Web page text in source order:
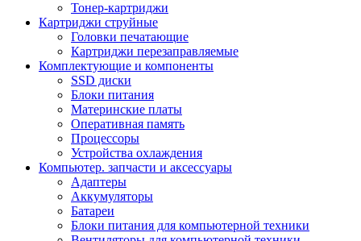
Тонер-картриджи
Картриджи струйные
Головки печатающие
Картриджи перезаправляемые
Комплектующие и компоненты
SSD диски
Блоки питания
Материнские платы
Оперативная память
Процессоры
Устройства охлаждения
Компьютер. запчасти и аксессуары
Адаптеры
Аккумуляторы
Батареи
Блоки питания для компьютерной техники